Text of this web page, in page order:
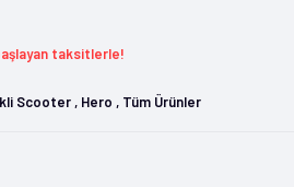
taksitlerle!
Scooter , Hero , Tüm Ürünler